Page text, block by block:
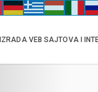
IZRADA VEB SAJTOVA I